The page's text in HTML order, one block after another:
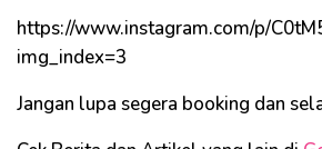
https://www.instagram.com/p/
img_index=3
Jangan lupa segera booking dan